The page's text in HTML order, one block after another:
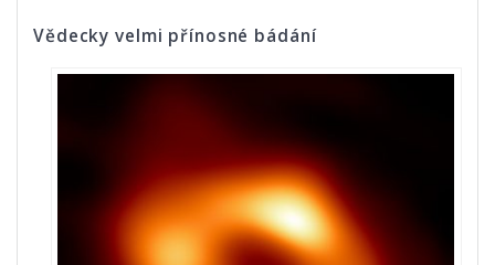
Vědecky velmi přínosné bádání